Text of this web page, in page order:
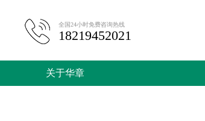
全国24小时免费咨询热线
18219452021
关于华章